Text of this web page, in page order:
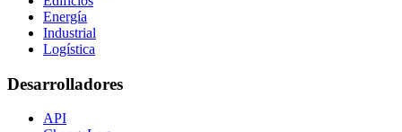
Energía
Industrial
Logística
Desarrolladores
API